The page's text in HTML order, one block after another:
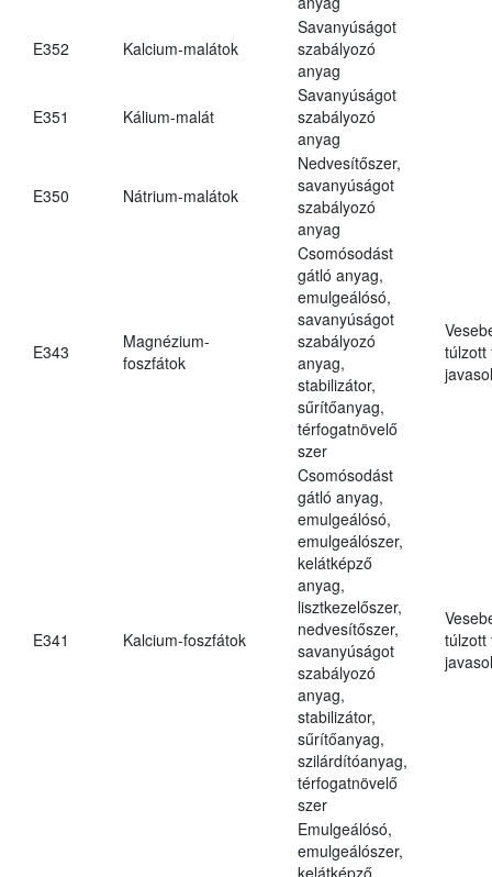
E352 Kalcium-malátok
Savanyúságot
szabályozó
anyag
E351 Kálium-malát
Savanyúságot
szabályozó
anyag
E350 Nátrium-malátok
Nedvesítőszer,
savanyúságot
szabályozó
anyag
E343
Magnézium-
foszfátok
Csomósodást
gátló anyag,
emulgeálósó,
savanyúságot
szabályozó
anyag,
stabilizátor,
sűrítőanyag,
térfogatnövelő
szer
túlzott
E341 Kalcium-foszfátok
Csomósodást
gátló anyag,
emulgeálósó,
emulgeálószer,
kelátképző
anyag,
lisztkezelőszer,
nedvesítőszer,
savanyúságot
szabályozó
anyag,
stabilizátor,
sűrítőanyag,
szilárdítóanyag,
térfogatnövelő
szer
túlzott
Emulgeálósó,
emulgeálószer,
kelátképző